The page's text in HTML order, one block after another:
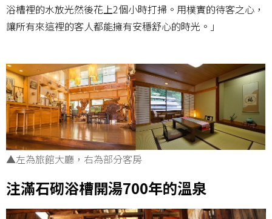
浴槽裡的水放光然後花上2個小時打掃。用樸實的待客之心，
讓所有來這裡的客人都能擁有安穩舒心的時光。」
▲左為旅館大廳，右為部分客房
注滿石砌浴槽開湯700年的溫泉